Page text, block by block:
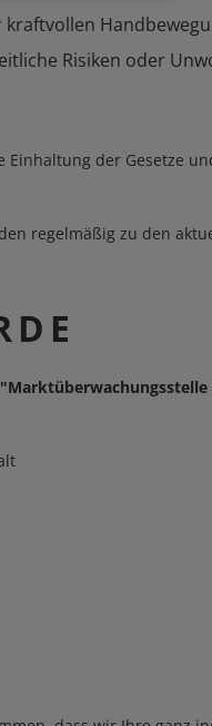
Risiken oder
der Gesetze
regelmäßig zu den